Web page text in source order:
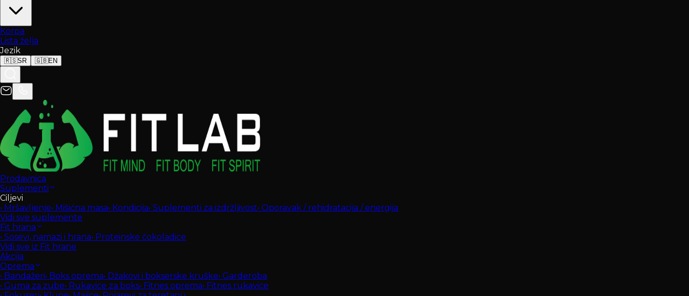
Korpa
Lista želja
Jezik
🇷🇸SR 🇬🇧EN
Prodavnica
Suplementi
Ciljevi
• Mršavljenje• Mišićna masa• Kondicija• Suplementi za izdržljivost• Oporavak / rehidratacija / energija
Vidi sve suplemente
Fit hrana
• Sosevi, namazi i hrana• Proteinske čokoladice
Vidi sve iz Fit hrane
Akcija
Oprema
• Bandažeri• Boks oprema• Džakovi i bokserske kruške• Garderoba
• Guma za zube• Rukavice za boks• Fitnes oprema• Fitnes rukavice